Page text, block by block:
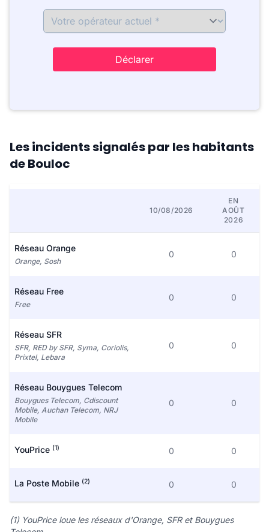
Déclarer
Les incidents signalés par les habitants
de Bouloc
10/08/2026
EN
AOÛT
2026
Réseau Orange
Orange, Sosh
0 0
Réseau Free
Free
0 0
Réseau SFR
SFR, RED by SFR, Syma, Coriolis,
Prixtel, Lebara
0 0
Réseau Bouygues Telecom
Bouygues Telecom, Cdiscount
Mobile, Auchan Telecom, NRJ
Mobile
0 0
YouPrice (1) 0 0
La Poste Mobile (2) 0 0
(1) YouPrice loue les réseaux d'Orange, SFR et Bouygues